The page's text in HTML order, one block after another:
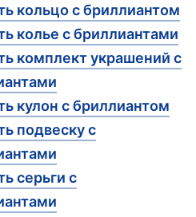
кольцо с бриллиантом
колье с бриллиантами
комплект украшений с
кулон с бриллиантом
подвеску с
серьги с